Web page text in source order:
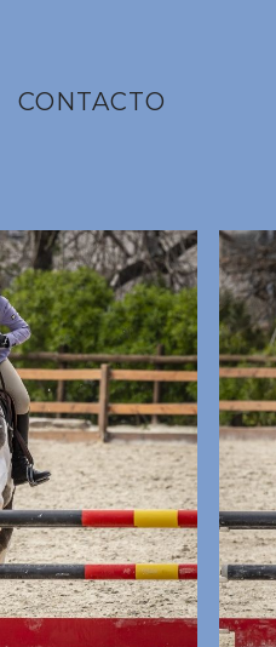
CONTACTO